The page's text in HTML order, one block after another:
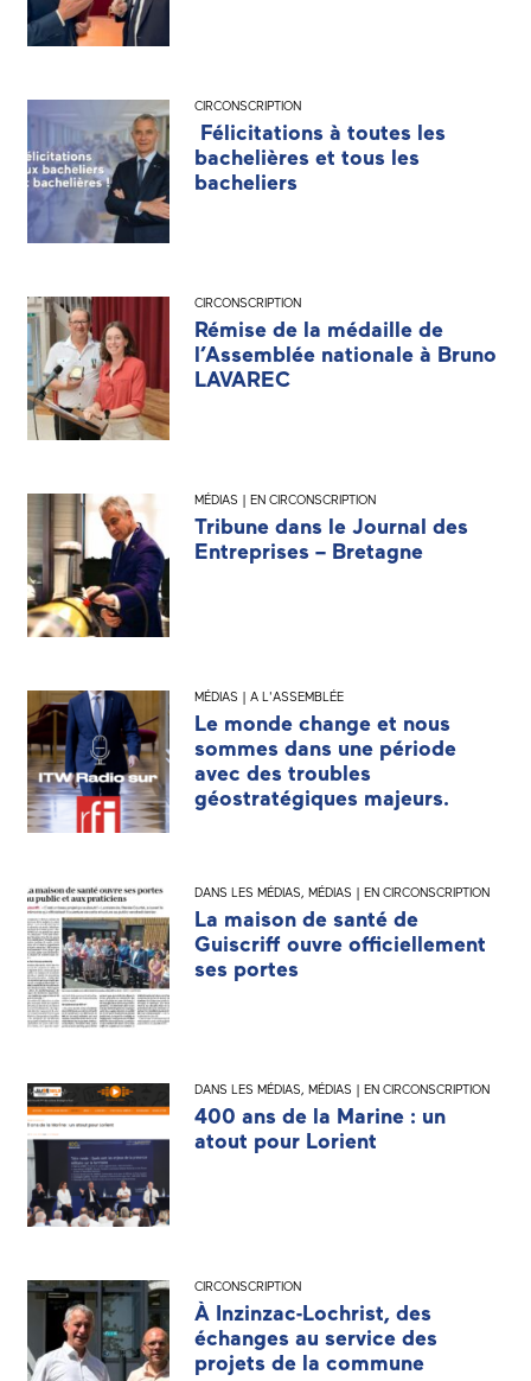
CIRCONSCRIPTION
Félicitations à toutes les
bachelières et tous les
bacheliers
CIRCONSCRIPTION
Rémise de la médaille de
l’Assemblée nationale à Bruno
LAVAREC
MÉDIAS | EN CIRCONSCRIPTION
Tribune dans le Journal des
Entreprises – Bretagne
MÉDIAS | A L'ASSEMBLÉE
Le monde change et nous
sommes dans une période
avec des troubles
géostratégiques majeurs.
DANS LES MÉDIAS, MÉDIAS | EN CIRCONSCRIPTION
La maison de santé de
Guiscriff ouvre officiellement
ses portes
DANS LES MÉDIAS, MÉDIAS | EN CIRCONSCRIPTION
400 ans de la Marine : un
atout pour Lorient
CIRCONSCRIPTION
À Inzinzac-Lochrist, des
échanges au service des
projets de la commune